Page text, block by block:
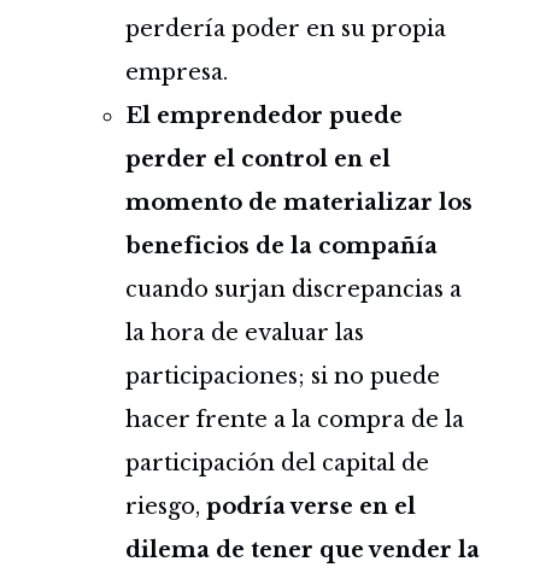
perdería poder en su propia
empresa.
El emprendedor puede
perder el control en el
momento de materializar los
beneficios de la compañía
cuando surjan discrepancias a
la hora de evaluar las
participaciones; si no puede
hacer frente a la compra de la
participación del capital de
riesgo, podría verse en el
dilema de tener que vender la